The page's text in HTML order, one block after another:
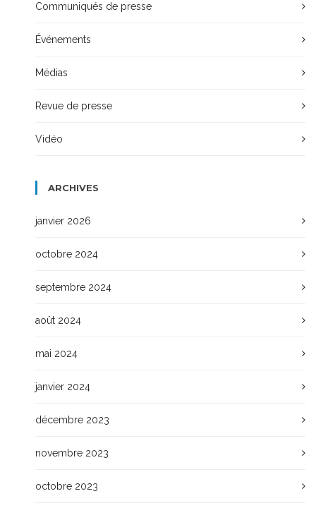
Communiqués de presse
Événements
Médias
Revue de presse
Vidéo
ARCHIVES
janvier 2026
octobre 2024
septembre 2024
août 2024
mai 2024
janvier 2024
décembre 2023
novembre 2023
octobre 2023